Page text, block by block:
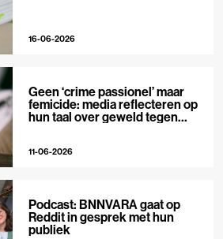
16-06-2026
Geen ‘crime passionel’ maar
femicide: media reflecteren op
hun taal over geweld tegen
11-06-2026
Podcast: BNNVARA gaat op
Reddit in gesprek met hun
publiek